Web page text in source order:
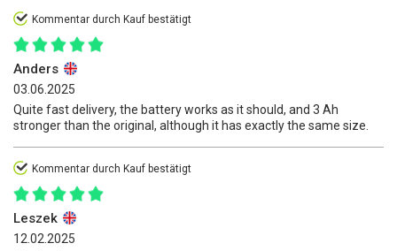
Kommentar durch Kauf bestätigt
Anders
03.06.2025
Quite fast delivery, the battery works as it should, and 3 Ah
stronger than the original, although it has exactly the same size.
Kommentar durch Kauf bestätigt
Leszek
12.02.2025